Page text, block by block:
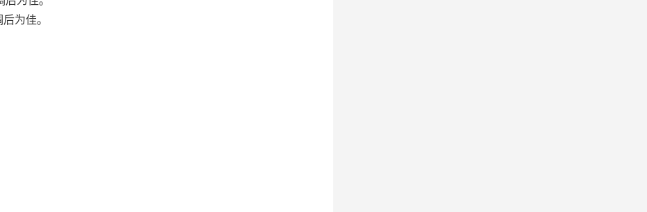
为佳。